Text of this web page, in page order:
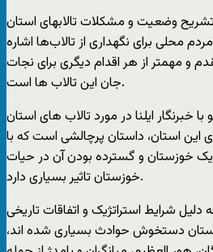
وضعیت و مشکلات تالابهای استان
محلی برای نگهداری از تالاب‌ها اشاره
و مهمتر از هر اقدام دیگری برای نجات
جان این تالاب ها است.
ایلنا در مورد تالاب های استان
استان، داستان پرچالشی است که با
خوزستان و گسترده بودن آن در حیات
خوزستان تاثیر بسیاری دارد.
دلیل شرایط استراتژیک و اتفاقات تاریخی
دستخوش حوادث بسیاری شده اند،